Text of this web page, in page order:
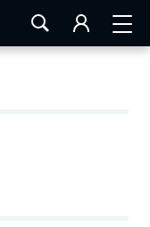
LA ROCHELLE